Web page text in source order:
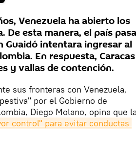
Venezuela ha abierto los
esta manera, el país pasa
Guaidó intentara ingresar al
En respuesta, Caracas
y vallas de contención.
sus fronteras con Venezuela,
por el Gobierno de
Diego Molano, opina que la
control" para evitar conductas